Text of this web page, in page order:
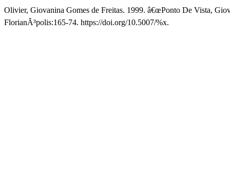
Olivier, Giovanina Gomes de Freitas. 1999. â€œPonto De Vista,
FlorianÃ³polis:165-74. https://doi.org/10.5007/%x.